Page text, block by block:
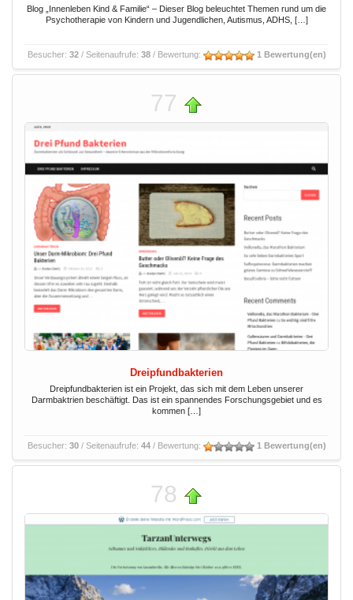
Blog „Innenleben Kind & Familie“ – Dieser Blog beleuchtet Themen rund um die
Psychotherapie von Kindern und Jugendlichen, Autismus, ADHS, […]
Besucher: 32/ Seitenaufrufe: 38/ Bewertung: 1 Bewertung(en)
77
Dreipfundbakterien
Dreipfundbakterien ist ein Projekt, das sich mit dem Leben unserer
Darmbaktrien beschäftigt. Das ist ein spannendes Forschungsgebiet und es
kommen […]
Besucher: 30/ Seitenaufrufe: 44/ Bewertung: 1 Bewertung(en)
78